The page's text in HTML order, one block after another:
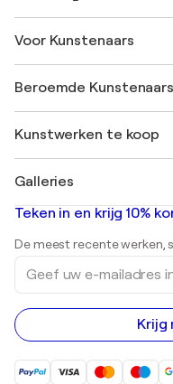
SINGULART Cadeaubon
Neem deel aan ons
Mijn Account
+31 20 241 4758
Veelgestelde Vragen
Singulart Magazine
Werken bij SINGULART
Ontdek gecureerde
Voor Kunstenaars
Inloggen als Artiest
Beroemde
Marc Chagall
Banksy
Mr. Brainwash
Shepard Fairey
Kunstwerken te koop
Abstracte schilderijen
Landschapsschilderijen
Beelden
Acrylverfschilderijen
Galleries
Kunstgaleries in
Teken in en krijg 10%
De meest recente werken,
Geef
uw
e-
mailadres
in
Krijg